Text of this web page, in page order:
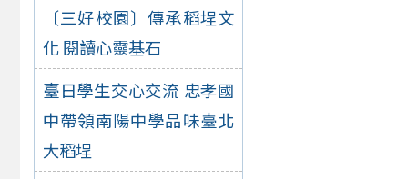
〔三好校園〕傳承稻埕文
化 閱讀心靈基石
臺日學生交心交流 忠孝國
中帶領南陽中學品味臺北
大稻埕